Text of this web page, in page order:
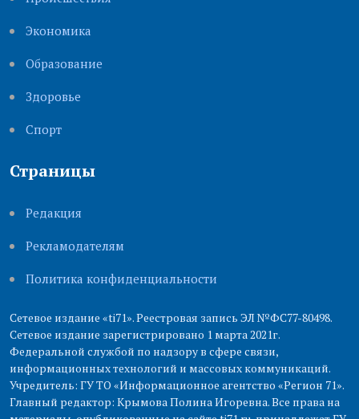
Экономика
Образование
Здоровье
Cпорт
Страницы
Редакция
Рекламодателям
Политика конфиденциальности
Сетевое издание «ti71». Реестровая запись ЭЛ №ФС77-80498.
Сетевое издание зарегистрировано 1 марта 2021г.
Федеральной службой по надзору в сфере связи,
информационных технологий и массовых коммуникаций.
Учредитель: ГУ ТО «Информационное агентство «Регион 71».
Главный редактор: Крымова Полина Игоревна. Все права на